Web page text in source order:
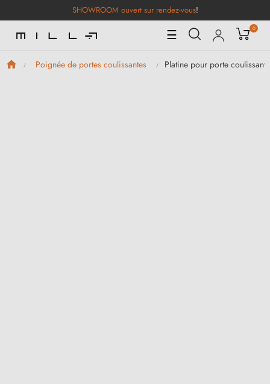
SHOWROOM ouvert sur rendez-vous!
Basculer
la
navigation
☰ 0
Poignée de portes coulissantes Platine pour porte